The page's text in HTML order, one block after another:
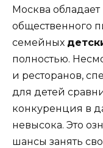
Москва
общественного
семейных
полностью.
и ресторанов,
для детей
конкуренция в
невысока​. Это
шансы занять